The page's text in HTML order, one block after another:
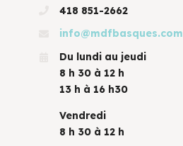
418 851-2662
info@mdfbasques.com
Du lundi au jeudi
8 h 30 à 12 h
13 h à 16 h30
Vendredi
8 h 30 à 12 h